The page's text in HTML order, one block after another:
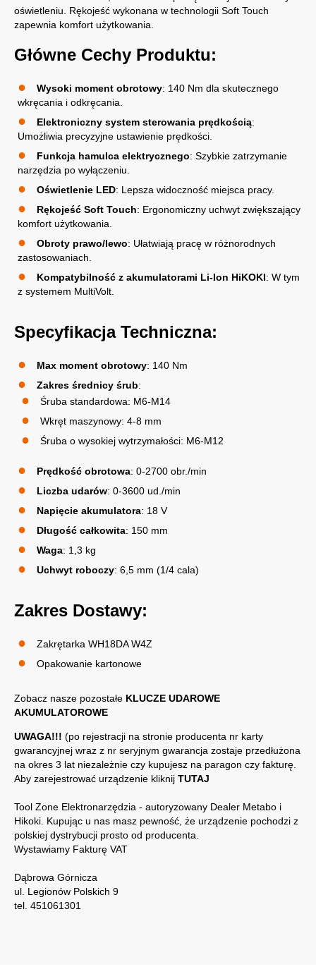
oświetleniu. Rękojeść wykonana w technologii Soft Touch
zapewnia komfort użytkowania.
Główne Cechy Produktu:
Wysoki moment obrotowy: 140 Nm dla skutecznego
wkręcania i odkręcania.
Elektroniczny system sterowania prędkością:
Umożliwia precyzyjne ustawienie prędkości.
Funkcja hamulca elektrycznego: Szybkie zatrzymanie
narzędzia po wyłączeniu.
Oświetlenie LED: Lepsza widoczność miejsca pracy.
Rękojeść Soft Touch: Ergonomiczny uchwyt zwiększający
komfort użytkowania.
Obroty prawo/lewo: Ułatwiają pracę w różnorodnych
zastosowaniach.
Kompatybilność z akumulatorami Li-Ion HiKOKI: W tym
z systemem MultiVolt.
Specyfikacja Techniczna:
Max moment obrotowy: 140 Nm
Zakres średnicy śrub:
Śruba standardowa: M6-M14
Wkręt maszynowy: 4-8 mm
Śruba o wysokiej wytrzymałości: M6-M12
Prędkość obrotowa: 0-2700 obr./min
Liczba udarów: 0-3600 ud./min
Napięcie akumulatora: 18 V
Długość całkowita: 150 mm
Waga: 1,3 kg
Uchwyt roboczy: 6,5 mm (1/4 cala)
Zakres Dostawy:
Zakrętarka WH18DA W4Z
Opakowanie kartonowe
Zobacz nasze pozostałe KLUCZE UDAROWE
AKUMULATOROWE
UWAGA!!! (po rejestracji na stronie producenta nr karty
gwarancyjnej wraz z nr seryjnym gwarancja zostaje przedłużona
na okres 3 lat niezależnie czy kupujesz na paragon czy fakturę.
Aby zarejestrować urządzenie kliknij TUTAJ
Tool Zone Elektronarzędzia - autoryzowany Dealer Metabo i
Hikoki. Kupując u nas masz pewność, że urządzenie pochodzi z
polskiej dystrybucji prosto od producenta.
Wystawiamy Fakturę VAT
Dąbrowa Górnicza
ul. Legionów Polskich 9
tel. 451061301